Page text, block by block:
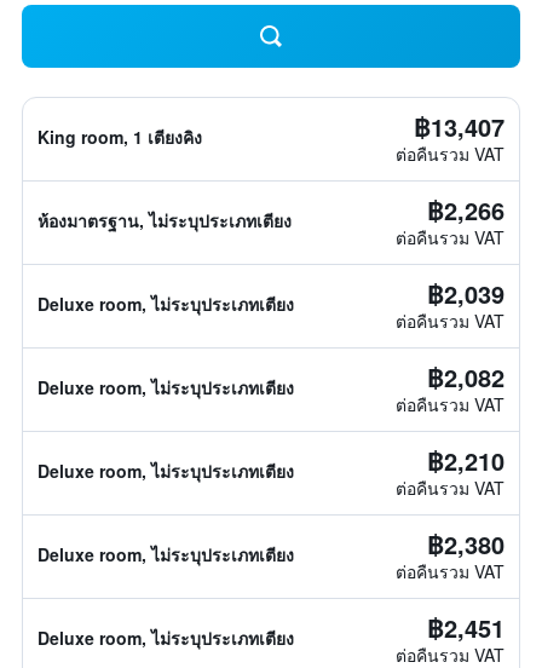
King room, 1 เตียงคิง ฿13,407
ต่อคืนรวม VAT
ห้องมาตรฐาน, ไม่ระบุประเภทเตียง ฿2,266
ต่อคืนรวม VAT
Deluxe room, ไม่ระบุประเภทเตียง ฿2,039
ต่อคืนรวม VAT
Deluxe room, ไม่ระบุประเภทเตียง ฿2,082
ต่อคืนรวม VAT
Deluxe room, ไม่ระบุประเภทเตียง ฿2,210
ต่อคืนรวม VAT
Deluxe room, ไม่ระบุประเภทเตียง ฿2,380
ต่อคืนรวม VAT
Deluxe room, ไม่ระบุประเภทเตียง ฿2,451
ต่อคืนรวม VAT